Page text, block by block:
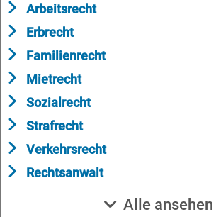
Arbeitsrecht
Erbrecht
Familienrecht
Mietrecht
Sozialrecht
Strafrecht
Verkehrsrecht
Rechtsanwalt
Alle ansehen